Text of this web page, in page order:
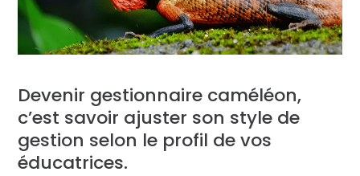
Devenir gestionnaire caméléon,
c’est savoir ajuster son style de
gestion selon le profil de vos
éducatrices.